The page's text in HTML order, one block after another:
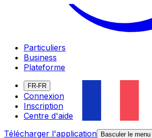
Particuliers
Business
Plateforme
FR-FR
Connexion
Inscription
Centre d'aide
Télécharger l'application
Basculer le menu